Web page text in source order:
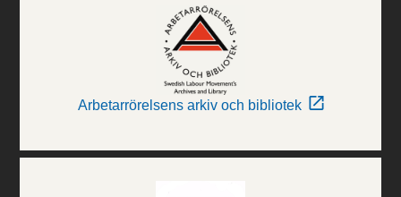
Arbetarrörelsens arkiv och bibliotek